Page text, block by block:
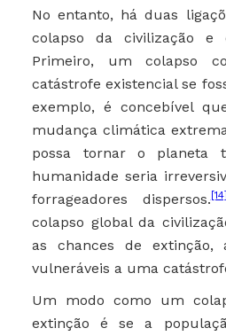
No entanto, há duas
colapso da civilização e
Primeiro, um colapso
catástrofe existencial se
exemplo, é concebível
mudança climática
possa tornar o planeta
humanidade seria
forrageadores dispersos.[14]
colapso global da
as chances de extinção,
vulneráveis a uma
Um modo como um
extinção é se a